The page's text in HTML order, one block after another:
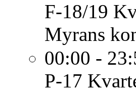
F-18/19
Myrans
00:00 -
P-17